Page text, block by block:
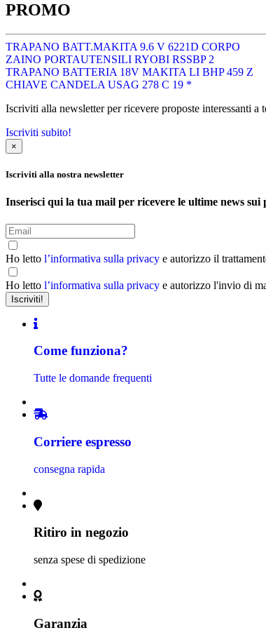
PROMO
TRAPANO BATT.MAKITA 9.6 V 6221D CORPO
ZAINO PORTAUTENSILI RYOBI RSSBP 2
TRAPANO BATTERIA 18V MAKITA LI BHP 459 Z
CHIAVE CANDELA USAG 278 C 19 *
Iscriviti alla newsletter per ricevere proposte interessanti a
Iscriviti subito!
×
Iscriviti alla nostra newsletter
Inserisci qui la tua mail per ricevere le ultime news sui
Ho letto l’informativa sulla privacy e autorizzo il
Ho letto l’informativa sulla privacy e autorizzo l'invio di
Come funziona?
Tutte le domande frequenti
Corriere espresso
consegna rapida
Ritiro in negozio
senza spese di spedizione
Garanzia